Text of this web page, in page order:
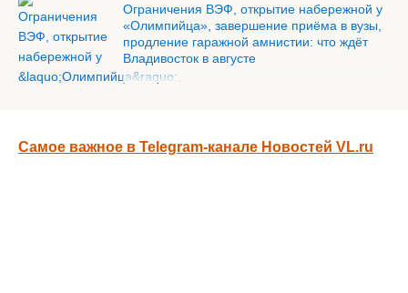
Ограничения ВЭФ, открытие набережной у
«Олимпийца», завершение приёма в вузы,
продление гаражной амнистии: что ждёт
Владивосток в августе
Самое важное в Telegram-канале Новостей VL.ru